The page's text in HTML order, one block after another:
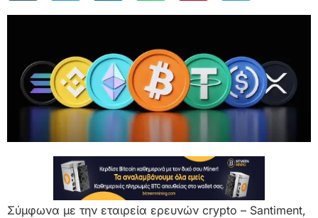
Σύμφωνα με την εταιρεία ερευνών crypto – Santiment,